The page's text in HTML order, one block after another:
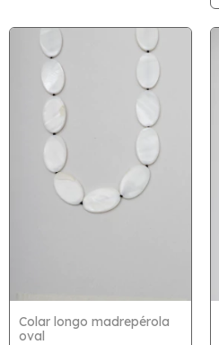
Colar longo madrepérola
oval